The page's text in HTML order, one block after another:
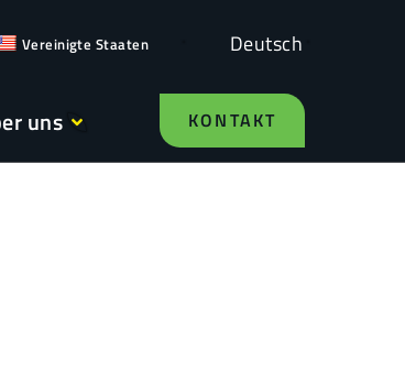
Vereinigte Staaten Deutsch
uns KONTAKT